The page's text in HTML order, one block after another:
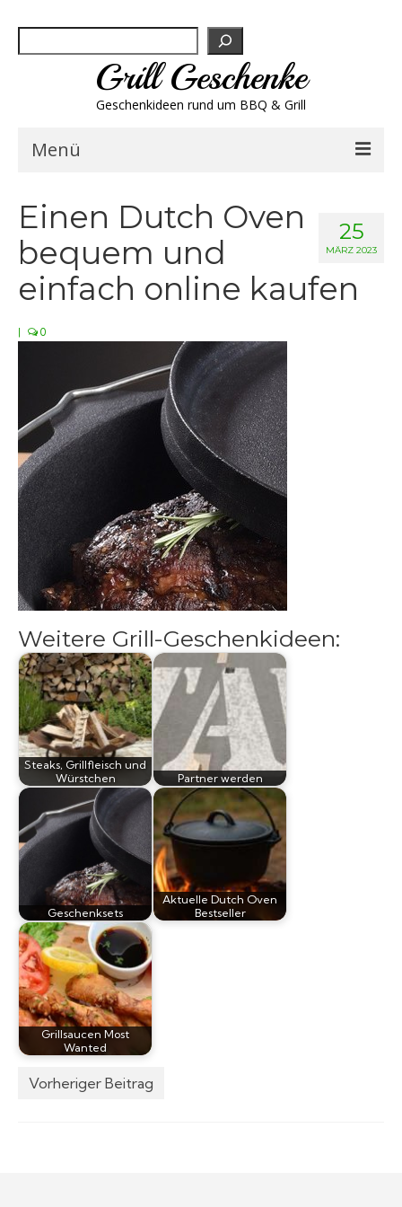
Grill Geschenke
Geschenkideen rund um BBQ & Grill
Menü
Grill-Bestseller
Grillbesteck & Zubehör
Grillfleisch & Wurst
Grillgewürze
Grillsaucen
Bücher
25
MÄRZ 2023
Einen Dutch Oven
bequem und
einfach online kaufen
| 0
Weitere Grill-Geschenkideen:
Steaks, Grillfleisch und
Würstchen
Partner werden
Geschenksets
Aktuelle Dutch Oven
Bestseller
Grillsaucen Most
Wanted
Vorheriger Beitrag